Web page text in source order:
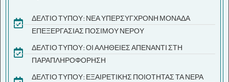
ΔΕΛΤΙΟ ΤΥΠΟΥ: ΝΕΑ ΥΠΕΡΣΥΓΧΡΟΝΗ ΜΟΝΑΔΑ
ΕΠΕΞΕΡΓΑΣΙΑΣ ΠΟΣΙΜΟΥ ΝΕΡΟΥ
ΔΕΛΤΙΟ ΤΥΠΟΥ: ΟΙ ΑΛΗΘΕΙΕΣ ΑΠΕΝΑΝΤΙ ΣΤΗ
ΠΑΡΑΠΛΗΡΟΦΟΡΗΣΗ
ΔΕΛΤΙΟ ΤΥΠΟΥ: ΕΞΑΙΡΕΤΙΚΗΣ ΠΟΙΟΤΗΤΑΣ ΤΑ ΝΕΡΑ